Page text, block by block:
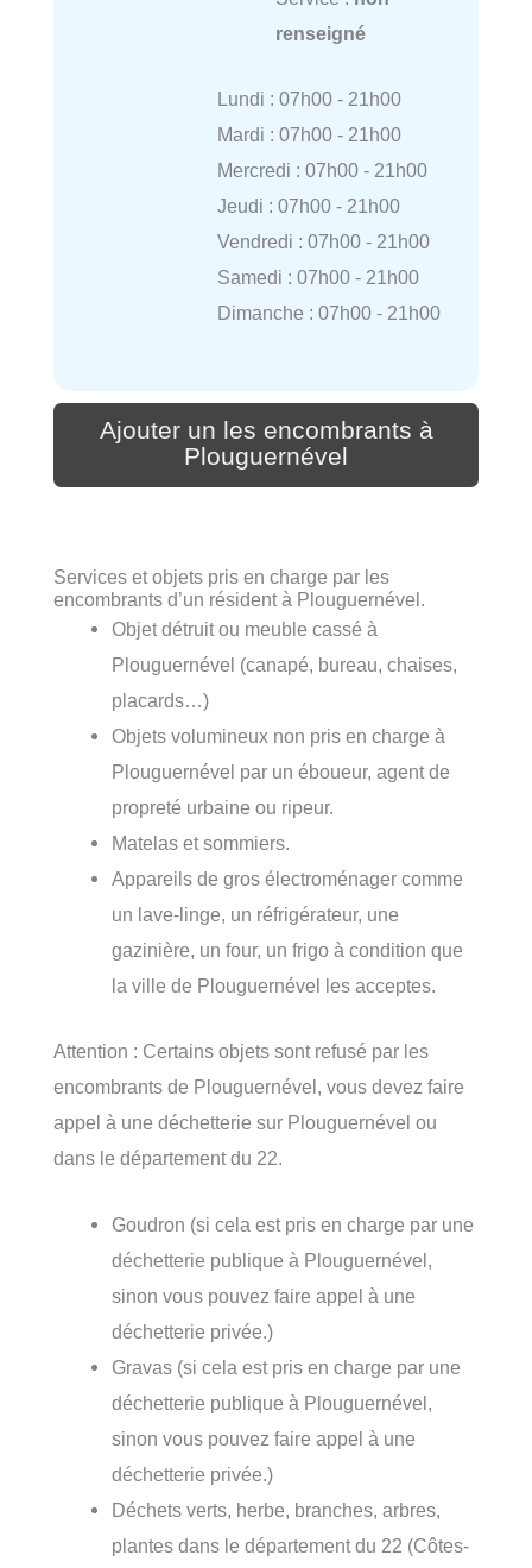
renseigné
Lundi : 07h00 - 21h00
Mardi : 07h00 - 21h00
Mercredi : 07h00 - 21h00
Jeudi : 07h00 - 21h00
Vendredi : 07h00 - 21h00
Samedi : 07h00 - 21h00
Dimanche : 07h00 - 21h00
Ajouter un les encombrants à
Plouguernével
Services et objets pris en charge par les
encombrants d’un résident à Plouguernével.
Objet détruit ou meuble cassé à
Plouguernével (canapé, bureau, chaises,
placards…)
Objets volumineux non pris en charge à
Plouguernével par un éboueur, agent de
propreté urbaine ou ripeur.
Matelas et sommiers.
Appareils de gros électroménager comme
un lave-linge, un réfrigérateur, une
gazinière, un four, un frigo à condition que
la ville de Plouguernével les acceptes.
Attention : Certains objets sont refusé par les
encombrants de Plouguernével, vous devez faire
appel à une déchetterie sur Plouguernével ou
dans le département du 22.
Goudron (si cela est pris en charge par une
déchetterie publique à Plouguernével,
sinon vous pouvez faire appel à une
déchetterie privée.)
Gravas (si cela est pris en charge par une
déchetterie publique à Plouguernével,
sinon vous pouvez faire appel à une
déchetterie privée.)
Déchets verts, herbe, branches, arbres,
plantes dans le département du 22 (Côtes-